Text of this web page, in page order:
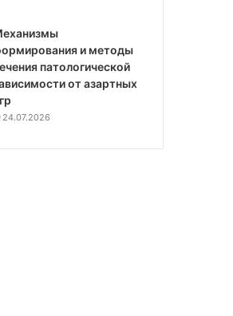
и методы
патологической
от азартных
24.07.2026